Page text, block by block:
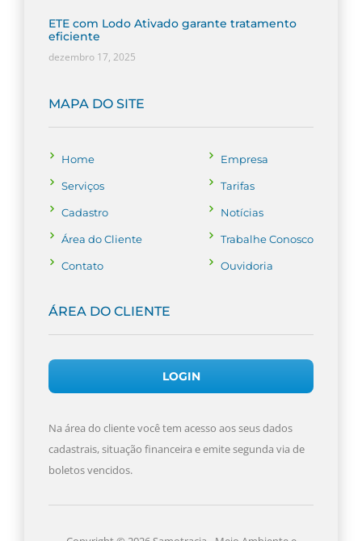
ETE com Lodo Ativado garante tratamento
eficiente
dezembro 17, 2025
MAPA DO SITE
Home
Serviços
Cadastro
Área doCliente
Contato
Empresa
Tarifas
Notícias
TrabalheConosco
Ouvidoria
ÁREA DO CLIENTE
LOGIN
Na área do cliente você tem acesso aos seus dados
cadastrais, situação financeira e emite segunda via de
boletos vencidos.